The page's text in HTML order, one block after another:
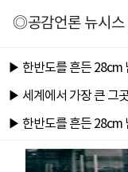
◎공감언론 뉴시스